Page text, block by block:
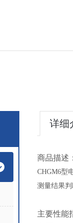
详细
商品描述
CHGM6型
测量结果
主要性能